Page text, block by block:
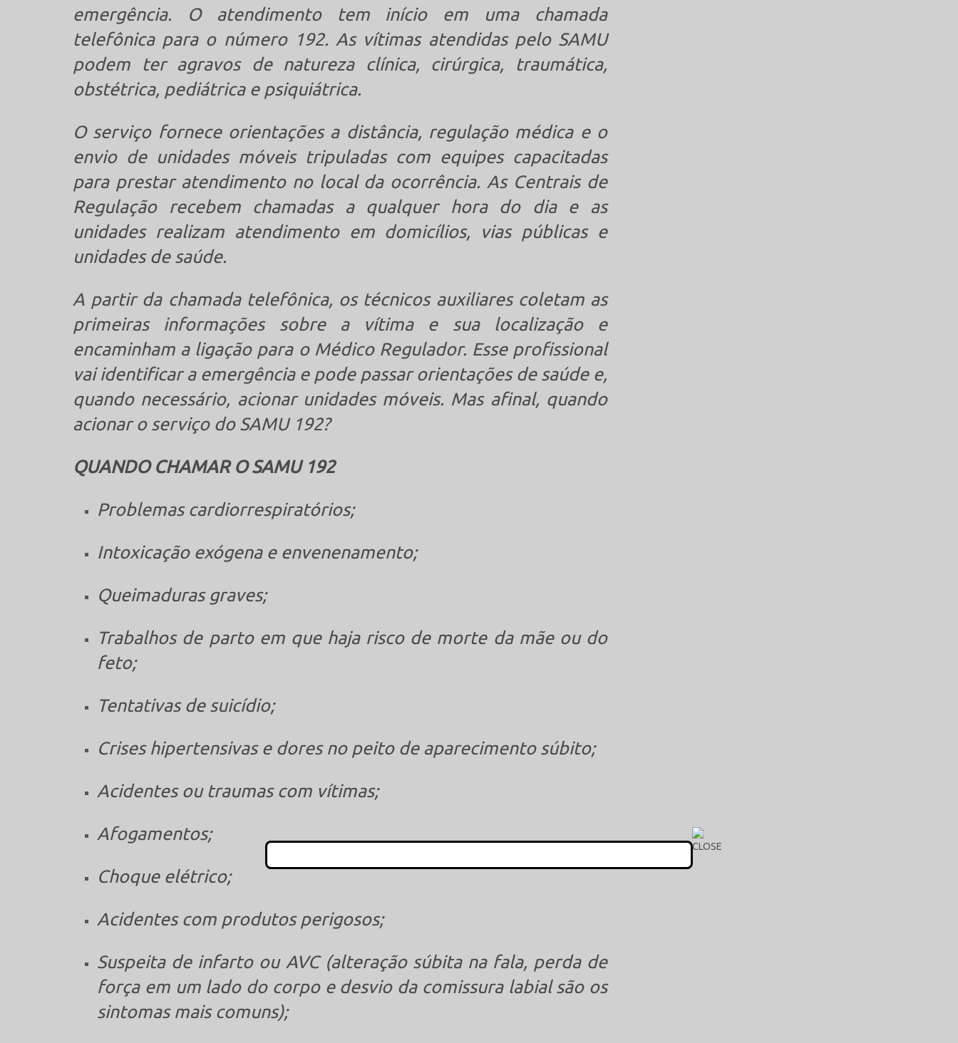
emergência. O atendimento tem início em uma chamada
telefônica para o número 192. As vítimas atendidas pelo SAMU
podem ter agravos de natureza clínica, cirúrgica, traumática,
obstétrica, pediátrica e psiquiátrica.
O serviço fornece orientações a distância, regulação médica e o
envio de unidades móveis tripuladas com equipes capacitadas
para prestar atendimento no local da ocorrência. As Centrais de
Regulação recebem chamadas a qualquer hora do dia e as
unidades realizam atendimento em domicílios, vias públicas e
unidades de saúde.
A partir da chamada telefônica, os técnicos auxiliares coletam as
primeiras informações sobre a vítima e sua localização e
encaminham a ligação para o Médico Regulador. Esse profissional
vai identificar a emergência e pode passar orientações de saúde e,
quando necessário, acionar unidades móveis. Mas afinal, quando
acionar o serviço do SAMU 192?
QUANDO CHAMAR O SAMU 192
Problemas cardiorrespiratórios;
Intoxicação exógena e envenenamento;
Queimaduras graves;
Trabalhos de parto em que haja risco de morte da mãe ou do
feto;
Tentativas de suicídio;
Crises hipertensivas e dores no peito de aparecimento súbito;
Acidentes ou traumas com vítimas;
Afogamentos;
Choque elétrico;
Acidentes com produtos perigosos;
Suspeita de infarto ou AVC (alteração súbita na fala, perda de
força em um lado do corpo e desvio da comissura labial são os
sintomas mais comuns);